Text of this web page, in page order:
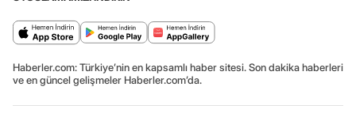
Haberler.com: Türkiye’nin en kapsamlı haber sitesi. Son dakika haberleri
ve en güncel gelişmeler Haberler.com’da.